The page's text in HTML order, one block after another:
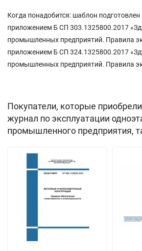
Когда понадобится: шаблон подготовлен
приложением Б СП 303.1325800.2017
промышленных предприятий. Правила
приложением Б СП 324.1325800.2017
промышленных предприятий. Правила
Покупатели, которые
журнал по эксплуатации
промышленного предприятия,